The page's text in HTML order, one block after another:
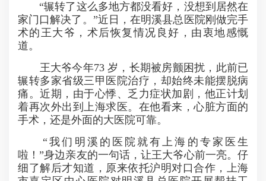
“辗转了这么多地方都没看好，没想到居然在
家门口解决了。”近日，在明溪县总医院刚做完手
术的王大爷，术后恢复情况良好，由衷地感慨
道。
王大爷今年73 岁，长期被房颤困扰，此前已
辗转多家省级三甲医院治疗，却始终未能摆脱病
痛。近期，由于心悸、乏力症状加剧，他正计划
着再次外出到上海求医。在他看来，心脏方面的
手术，还是外面的大医院可靠。
“我们明溪的医院就有上海的专家医生
啦！”身边亲友的一句话，让王大爷心前一亮。仔
细了解后才知道，原来依托沪明对口合作，上海